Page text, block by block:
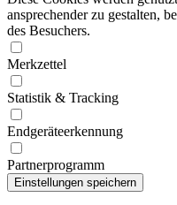
ansprechender zu gestalten,
des Besuchers.
Merkzettel
Statistik & Tracking
Endgeräteerkennung
Partnerprogramm